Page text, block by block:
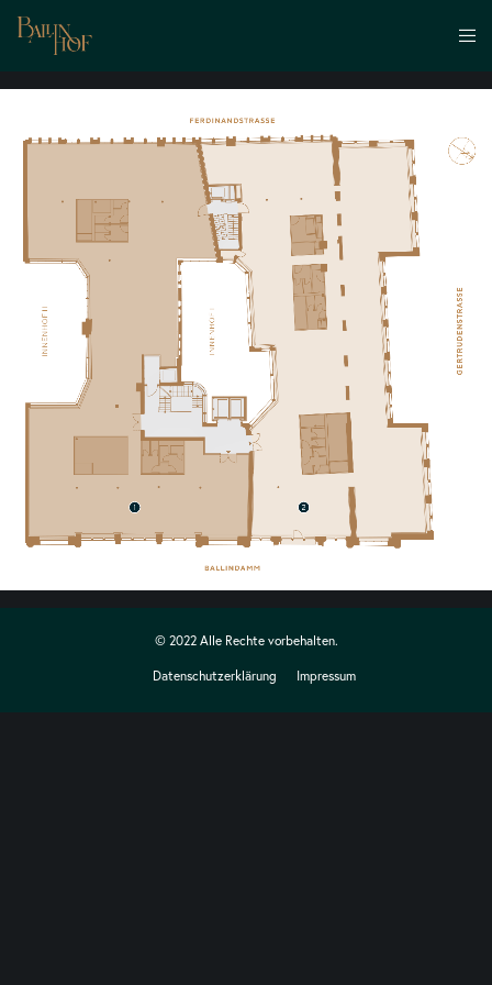
© 2022 Alle Rechte vorbehalten.
Datenschutzerklärung Impressum